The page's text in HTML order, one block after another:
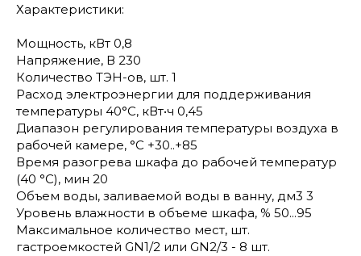
Характеристики:
Мощность, кВт 0,8
Напряжение, В 230
Количество ТЭН-ов, шт. 1
Расход электроэнергии для поддерживания
температуры 40°С, кВт•ч 0,45
Диапазон регулирования температуры воздуха в
рабочей камере, °С +30..+85
Время разогрева шкафа до рабочей температур
(40 °С), мин 20
Объем воды, заливаемой воды в ванну, дм3 3
Уровень влажности в объеме шкафа, % 50...95
Максимальное количество мест, шт.
гастроемкостей GN1/2 или GN2/3 - 8 шт.